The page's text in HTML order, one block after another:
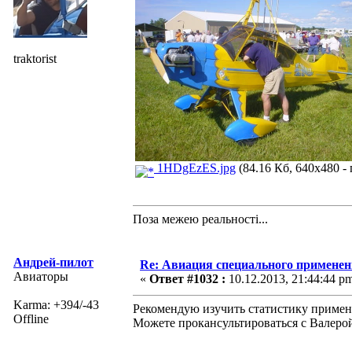
traktorist
1HDgEzES.jpg (84.16 Кб, 640x480 -
Поза межею реальностi...
Андрей-пилот
Авиаторы
Karma: +394/-43
Offline
Re: Авиация специального
« Ответ #1032 : 10.12.2013, 21:44:44
Рекомендую изучить статистику
Можете прокансультироваться с